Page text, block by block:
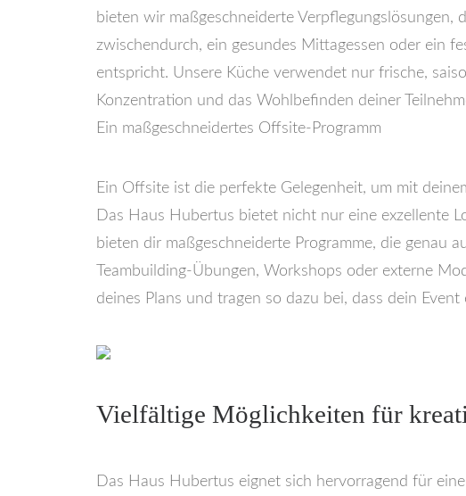
bieten wir maßgeschneiderte Verpflegungslösungen,
zwischendurch, ein gesundes Mittagessen oder ein
entspricht. Unsere Küche verwendet nur frische,
Konzentration und das Wohlbefinden deiner
Ein maßgeschneidertes Offsite-Programm
Ein Offsite ist die perfekte Gelegenheit, um mit
Das Haus Hubertus bietet nicht nur eine exzellente
bieten dir maßgeschneiderte Programme, die genau
Teambuilding-Übungen, Workshops oder externe
deines Plans und tragen so dazu bei, dass dein
Vielfältige Möglichkeiten für
Das Haus Hubertus eignet sich hervorragend für